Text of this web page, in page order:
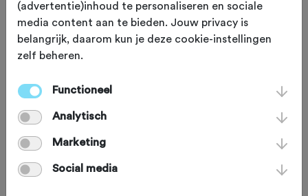
Pnemstraat
Lang is 'ie niet en de stenen liggen
netjes zij aan zij. Toch moet je deze 200
meter lange strook meepakken als je in
de buurt bent, want zoveel kasseien
liggen er niet in het oosten van
(advertentie)inhoud te personaliseren en sociale
media content aan te bieden. Jouw privacy is
belangrijk, daarom kun je deze cookie-instellingen
zelf beheren.
Functioneel
Analytisch
Marketing
Social media